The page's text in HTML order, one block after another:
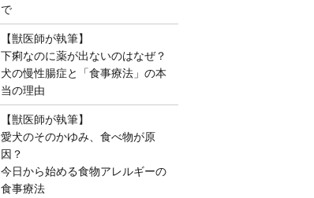
で
【獣医師が執筆】
下痢なのに薬が出ないのはなぜ？
犬の慢性腸症と「食事療法」の本
当の理由
【獣医師が執筆】
愛犬のそのかゆみ、食べ物が原
因？
今日から始める食物アレルギーの
食事療法